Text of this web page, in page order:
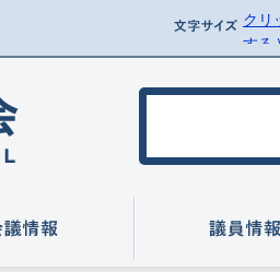
文字
クリ
する
を標